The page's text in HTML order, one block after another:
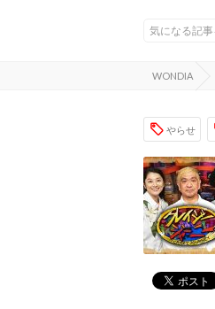
WONDIA
やらせ